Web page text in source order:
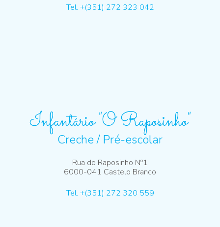
Tel. +(351) 272 323 042
Infantário "O Raposinho"
Creche / Pré-escolar
Rua do Raposinho Nº1
6000-041 Castelo Branco
Tel. +(351) 272 320 559